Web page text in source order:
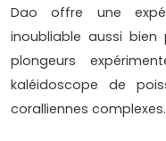
Dao offre une
inoubliable aussi
plongeurs
kaléidoscope de
coralliennes complexes.